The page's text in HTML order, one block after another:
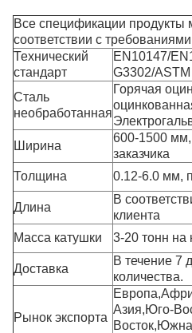
Все спецификации продукты
соответствии с
Технический
стандарт
EN10147/
G3302/
Сталь
необработанная
Горячая
Ширина
600-1500
заказчика
Толщина
0.12-6.0 мм,
Длина
В
клиента
Масса катушки
3-20 тонн на
Доставка
В течение 7
количества.
Рынок экспорта
Азия,Юго-